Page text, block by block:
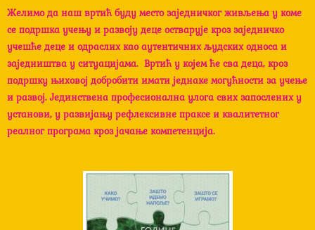
o
k
r
e
Желимо да наш вртић буду место заједничког живљења у коме
се подршка учењу и развоју деце остварује кроз заједничко
учешће деце и одраслих као аутентичних људских односа и
заједништва у ситуацијама. Вртић у којем ће сва деца, кроз
подршку њиховој добробити имати једнаке могућности за учење
и развој. Јединствена професионална улога свих запослених у
установи, у развијању рефлексивне праксе и квалитетног
реалног програма кроз јачање компетенција.